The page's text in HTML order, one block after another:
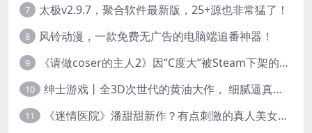
7 太极v2.9.7，聚合软件最新版，25+源也非常猛了！
8 风铃动漫，一款免费无广告的电脑端追番神器！
9 《请做coser的主人2》因“C度大”被Steam下架的真人美女互动游戏！
10 绅士游戏丨全3D次世代的黄油大作， 细腻逼真的双人互动狂想曲！
11 《迷情医院》潘甜甜新作？有点刺激的真人美女互动游戏